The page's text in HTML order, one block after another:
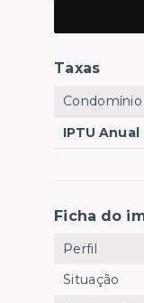
Taxas
Condomínio
IPTU Anual
Ficha do
Perfil
Situação